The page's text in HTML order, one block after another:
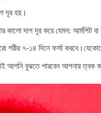
দূর হয়।
কালো দাগ দূর করে যেমন: আর্মপিট
শরীর ৭-১৪ দিনে ফর্সা
আপনি বুঝতে পারবেন আপনার ত্বক